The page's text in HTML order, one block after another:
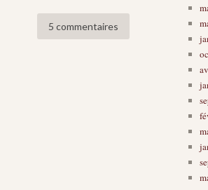
5 commentaires